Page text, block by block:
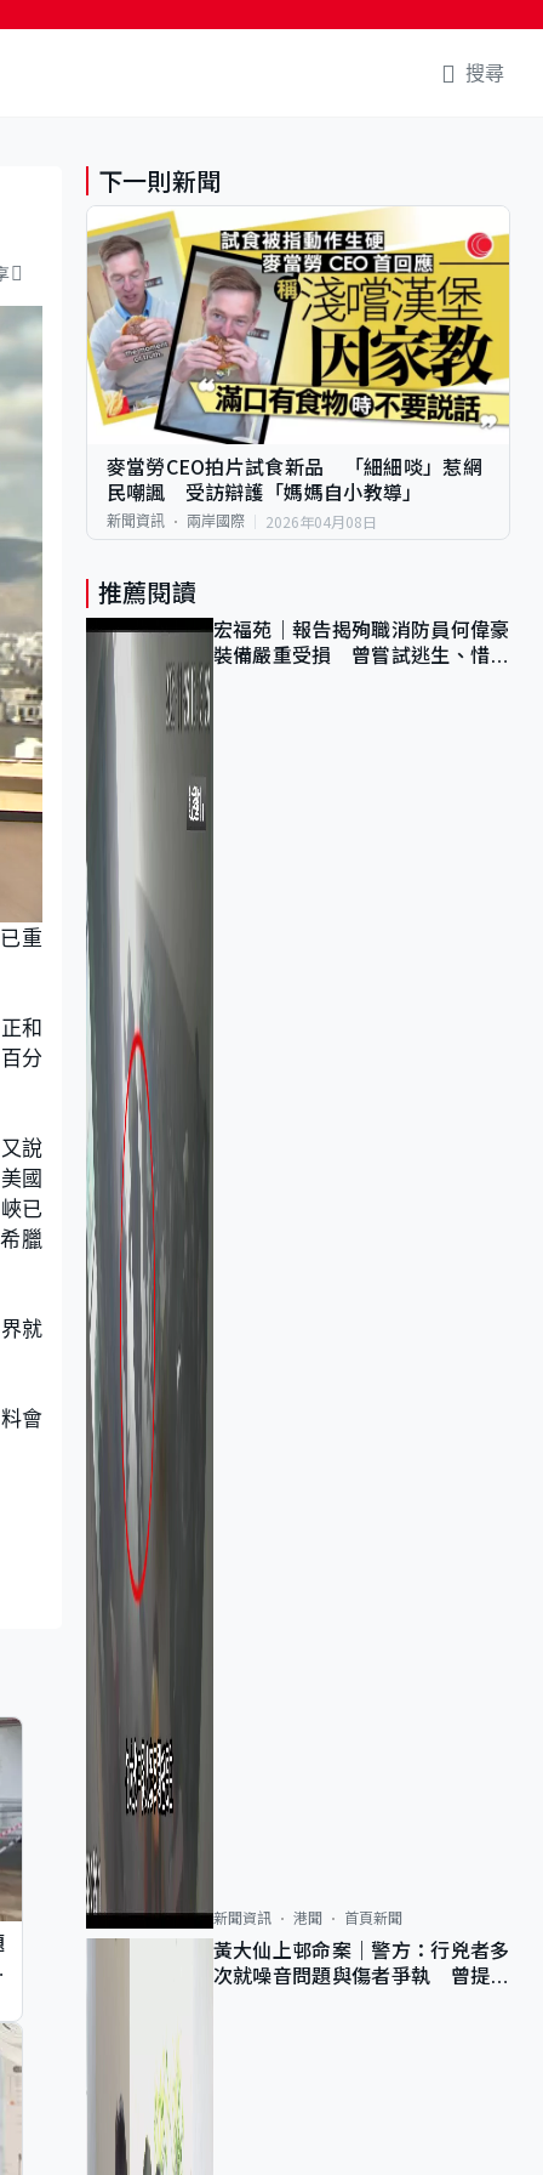
搜尋
重
和
分
說
國
已
臘
就
會
下一則新聞
麥當勞CEO拍片試食新品 「細細啖」惹網
民嘲諷 受訪辯護「媽媽自小教導」
新聞資訊 兩岸國際 2026年04月08日
推薦閱讀
宏福苑｜報告揭殉職消防員何偉豪
裝備嚴重受損 曾嘗試逃生、惜別
新聞資訊 港聞 首頁新聞
黃大仙上邨命案｜警方：行兇者多
次就噪音問題與傷者爭執 曾提出